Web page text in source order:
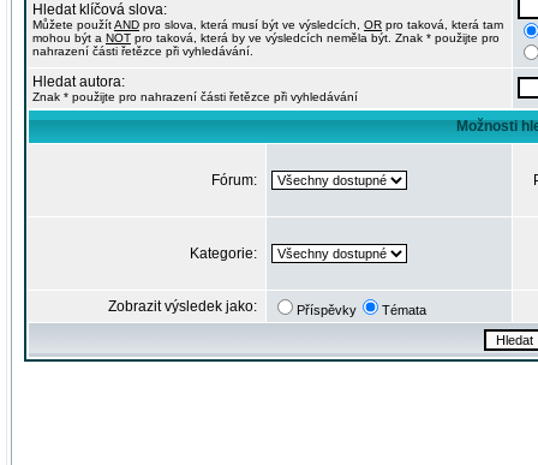
Hledat klíčová slova:
Můžete použítAND pro slova, která musí být ve výsledcích, OR pro taková, která tam
mohou být a NOT pro taková, která by ve výsledcích neměla být. Znak * použijte pro
nahrazení části řetězce při vyhledávání.
Hledat autora:
Znak * použijte pro nahrazení části řetězce při vyhledávání
Možnosti
Fórum:
Kategorie:
Zobrazit výsledek jako: Příspěvky Témata